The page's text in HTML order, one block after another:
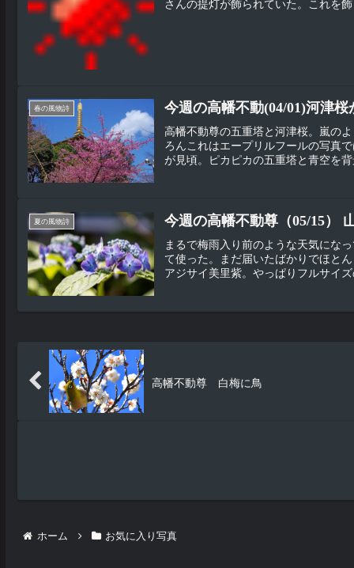
さんの提灯が飾られていた。これを
春の風物詩 今週の高幡不動(04/01)河津桜
高幡不動尊の五重塔と河津桜。嵐の
ろんこれはエープリルフールの写真
が見頃。ピカピカの五重塔と青空を
夏の風物詩 今週の高幡不動尊（05/15）
まるで梅雨入り前のような天気にな
て使った。まだ届いたばかりでほと
アジサイ美里紫。やっぱりフルサイ
高幡不動尊 白梅に鳥
ホーム お気に入り写真